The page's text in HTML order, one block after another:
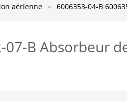
aérienne 6006353-04-B
07-B Absorbeur